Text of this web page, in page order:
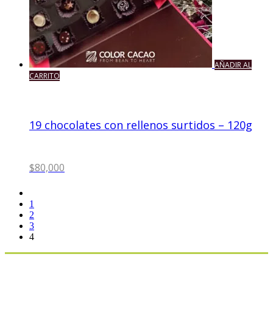
AÑADIR AL
CARRITO
19 chocolates con rellenos surtidos – 120g
$80,000
1
2
3
4